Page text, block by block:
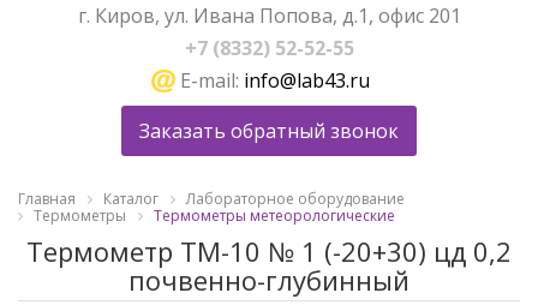
г. Киров, ул. Ивана Попова, д.1, офис 201
+7 (8332) 52-52-55
E-mail: info@lab43.ru
Заказать обратный звонок
Главная Каталог
Лабораторное оборудование
Термометры
Термометры метеорологические
Термометр ТМ-10 № 1 (-20+30) цд 0,2
почвенно-глубинный